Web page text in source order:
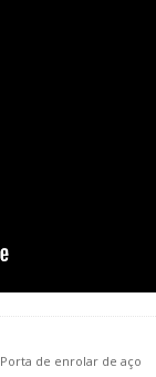
Porta de enrolar de aço